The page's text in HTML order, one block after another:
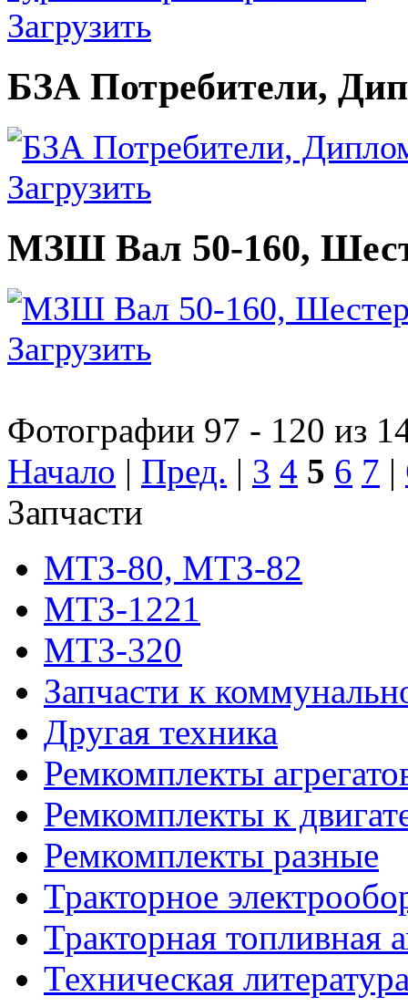
Загрузить
БЗА Потребители,
Загрузить
МЗШ Вал 50-160,
Загрузить
Фотографии 97 - 120 из
Начало | Пред. | 3 4 5 6 7 |
Запчасти
МТЗ-80, МТЗ-82
МТЗ-1221
МТЗ-320
Запчасти к
Другая техника
Ремкомплекты
Ремкомплекты к
Ремкомплекты разные
Тракторное
Тракторная топливная
Техническая